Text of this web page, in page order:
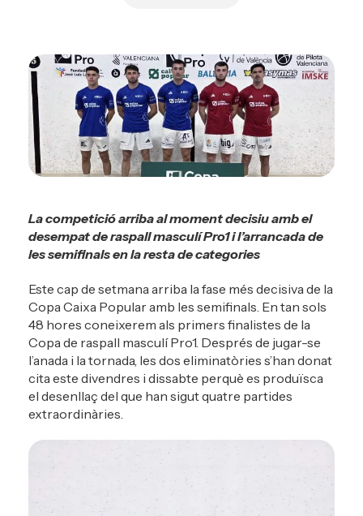
La competició arriba al moment decisiu amb el
desempat de raspall masculí Pro1 i l’arrancada de
les semifinals en la resta de categories
Este cap de setmana arriba la fase més decisiva de la
Copa Caixa Popular amb les semifinals. En tan sols
48 hores coneixerem als primers finalistes de la
Copa de raspall masculí Pro1. Després de jugar-se
l’anada i la tornada, les dos eliminatòries s’han donat
cita este divendres i dissabte perquè es produïsca
el desenllaç del que han sigut quatre partides
extraordinàries.